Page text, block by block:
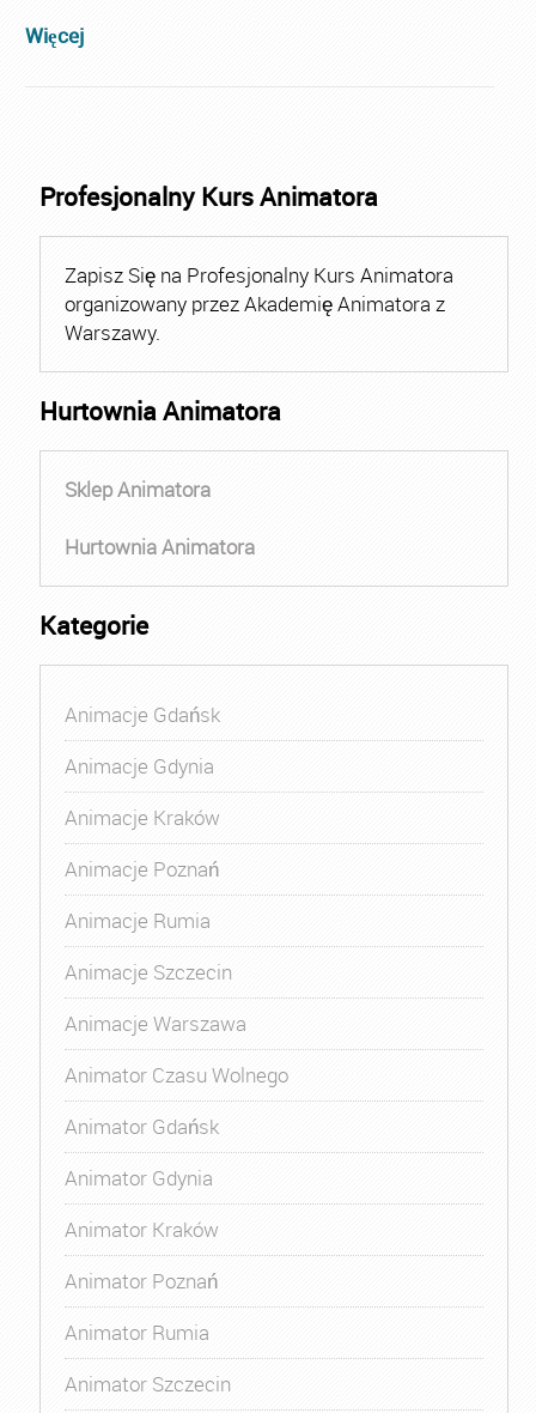
Więcej
Profesjonalny Kurs Animatora
Zapisz Się na Profesjonalny Kurs Animatora
organizowany przez Akademię Animatora z
Warszawy.
Hurtownia Animatora
Sklep Animatora
Hurtownia Animatora
Kategorie
Animacje Gdańsk
Animacje Gdynia
Animacje Kraków
Animacje Poznań
Animacje Rumia
Animacje Szczecin
Animacje Warszawa
Animator Czasu Wolnego
Animator Gdańsk
Animator Gdynia
Animator Kraków
Animator Poznań
Animator Rumia
Animator Szczecin